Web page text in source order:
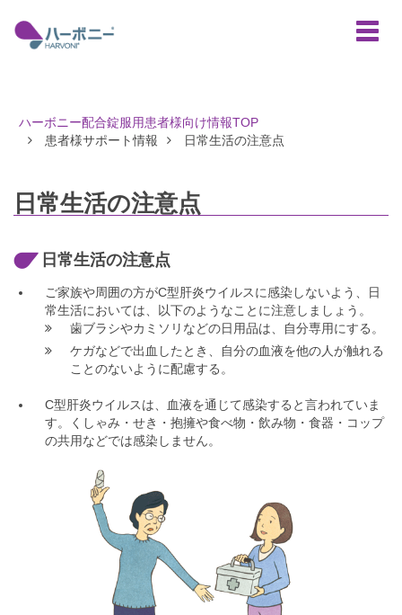
toggle
ハーボニー配合錠服用患者様向け情報TOP
患者様サポート情報
日常生活の注意点
日常生活の注意点
日常生活の注意点
ご家族や周囲の方がC型肝炎ウイルスに感染しないよう、日
常生活においては、以下のようなことに注意しましょう。
歯ブラシやカミソリなどの日用品は、自分専用にする。
ケガなどで出血したとき、自分の血液を他の人が触れる
ことのないように配慮する。
C型肝炎ウイルスは、血液を通じて感染すると言われていま
す。くしゃみ・せき・抱擁や食べ物・飲み物・食器・コップ
の共用などでは感染しません。